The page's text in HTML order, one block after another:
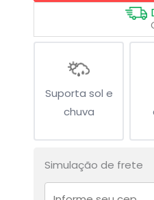
Suporta sol e
chuva
Simulação de frete